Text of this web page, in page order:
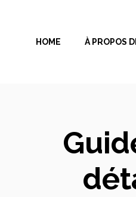
contenuHOME À PROPOS